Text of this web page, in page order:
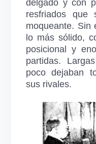
delgado y con
resfriados que
moqueante. Sin
lo más sólido,
posicional y
partidas.
poco dejaban
sus rivales.